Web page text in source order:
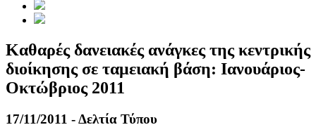
Καθαρές δανειακές ανάγκες της κεντρικής
διοίκησης σε ταμειακή βάση: Ιανουάριος-
Οκτώβριος 2011
17/11/2011 - Δελτία Τύπου